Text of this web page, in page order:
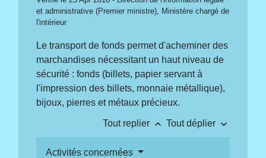
et administrative (Premier ministre), Ministère chargé de
l'intérieur
Le transport de fonds permet d'acheminer des
marchandises nécessitant un haut niveau de
sécurité : fonds (billets, papier servant à
l'impression des billets, monnaie métallique),
bijoux, pierres et métaux précieux.
Tout replier keyboard_arrow_up Tout déplier keyboard_arrow_down
Activités concernées